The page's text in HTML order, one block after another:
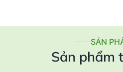
SẢN
Sản phẩm